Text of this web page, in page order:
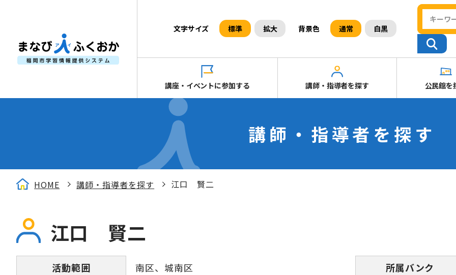
文字サイズ 標準 拡大 背景色 通常 白黒
講座・イベントに参加する 講師・指導者を探す 公民館を
講師・指導者を探す
HOME 講師・指導者を探す 江口 賢二
江口 賢二
活動範囲 南区、城南区 所属バンク